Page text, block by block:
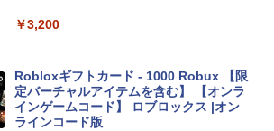
igence、13.6インチLiquid Retinaディ
ームカメラ、日本語キーボード、Touch I
D - ミッドナイト
￥298,901
￥3,200
Robloxギフトカード - 1000 Robux 【限
定バーチャルアイテムを含む】 【オンラ
インゲームコード】 ロブロックス |オン
ラインコード版